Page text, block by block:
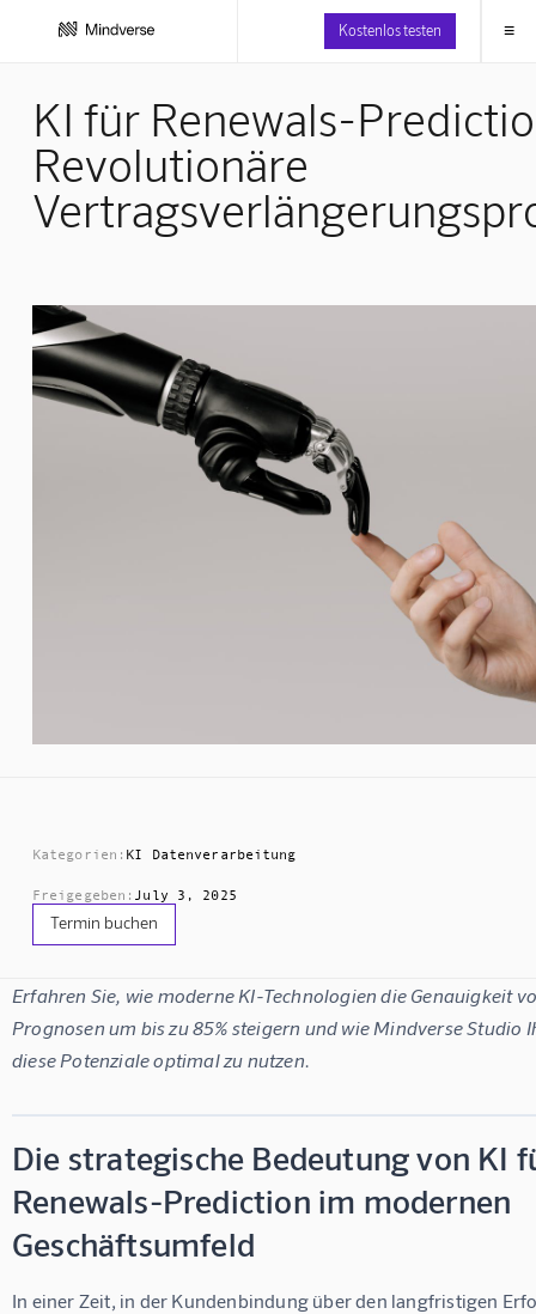
Kostenlos testen ≡
KI für Renewals-
Revolutionäre
Kategorien: KI Datenverarbeitung
Freigegeben: July 3, 2025
Termin buchen
Erfahren Sie, wie moderne KI-Technologien die Genauigkeit
Prognosen um bis zu 85% steigern und wie Mindverse Studio
diese Potenziale optimal zu nutzen.
Die strategische Bedeutung von KI
Renewals-Prediction im modernen
Geschäftsumfeld
In einer Zeit, in der Kundenbindung über den langfristigen